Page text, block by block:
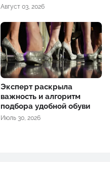
Август 03, 2026
Эксперт раскрыла
важность и алгоритм
подбора удобной обуви
Июль 30, 2026